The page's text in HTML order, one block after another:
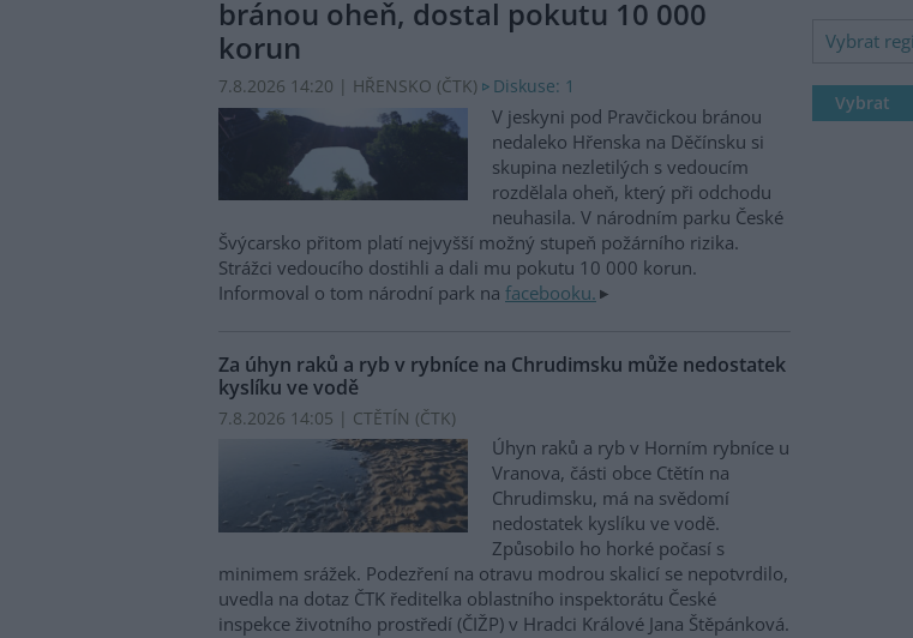
bránou oheň, dostal pokutu 10 000
korun
7.8.2026 14:20 | HŘENSKO (ČTK) Diskuse: 1
V jeskyni pod Pravčickou bránou
nedaleko Hřenska na Děčínsku si
skupina nezletilých s vedoucím
rozdělala oheň, který při odchodu
neuhasila. V národním parku České
Švýcarsko přitom platí nejvyšší možný stupeň požárního rizika.
Strážci vedoucího dostihli a dali mu pokutu 10 000 korun.
Informoval o tom národní park na facebooku.
Za úhyn raků a ryb v rybníce na Chrudimsku může nedostatek
kyslíku ve vodě
7.8.2026 14:05 | CTĚTÍN (ČTK)
Úhyn raků a ryb v Horním rybníce u
Vranova, části obce Ctětín na
Chrudimsku, má na svědomí
nedostatek kyslíku ve vodě.
Způsobilo ho horké počasí s
minimem srážek. Podezření na otravu modrou skalicí se nepotvrdilo,
uvedla na dotaz ČTK ředitelka oblastního inspektorátu České
inspekce životního prostředí (ČIŽP) v Hradci Králové Jana Štěpánková.